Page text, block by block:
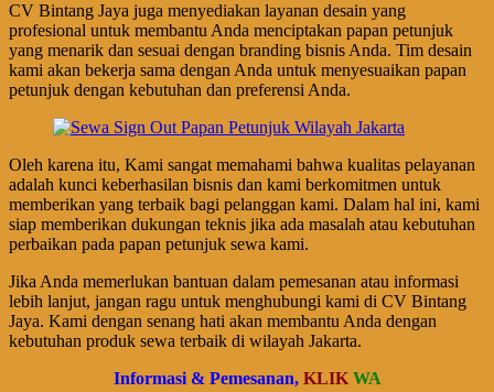
CV Bintang Jaya juga menyediakan layanan desain yang
profesional untuk membantu Anda menciptakan papan petunjuk
yang menarik dan sesuai dengan branding bisnis Anda. Tim desain
kami akan bekerja sama dengan Anda untuk menyesuaikan papan
petunjuk dengan kebutuhan dan preferensi Anda.
Oleh karena itu, Kami sangat memahami bahwa kualitas pelayanan
adalah kunci keberhasilan bisnis dan kami berkomitmen untuk
memberikan yang terbaik bagi pelanggan kami. Dalam hal ini, kami
siap memberikan dukungan teknis jika ada masalah atau kebutuhan
perbaikan pada papan petunjuk sewa kami.
Jika Anda memerlukan bantuan dalam pemesanan atau informasi
lebih lanjut, jangan ragu untuk menghubungi kami di CV Bintang
Jaya. Kami dengan senang hati akan membantu Anda dengan
kebutuhan produk sewa terbaik di wilayah Jakarta.
Informasi & Pemesanan, KLIK WA